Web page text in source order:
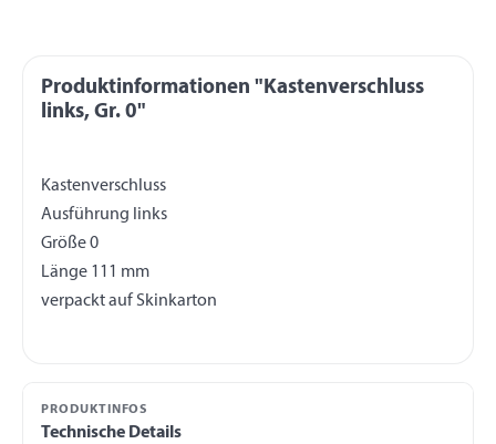
Produktinformationen "Kastenverschluss
links, Gr. 0"
Kastenverschluss
Ausführung links
Größe 0
Länge 111 mm
PRODUKTINFOS
Technische Details